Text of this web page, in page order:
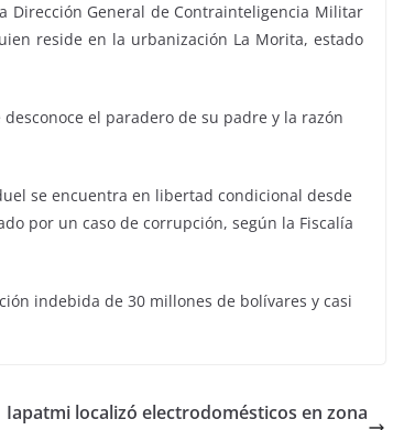
Dirección General de Contrainteligencia Militar
reside en la urbanización La Morita, estado
el paradero de su padre y la razón
se encuentra en libertad condicional desde
por un caso de corrupción, según la Fiscalía
indebida de 30 millones de bolívares y casi
Iapatmi localizó electrodomésticos en zona